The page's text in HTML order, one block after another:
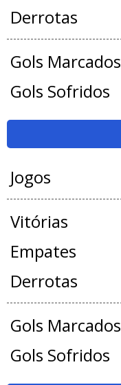
Derrotas
Gols Marcados
Gols Sofridos
Jogos
Vitórias
Empates
Derrotas
Gols Marcados
Gols Sofridos